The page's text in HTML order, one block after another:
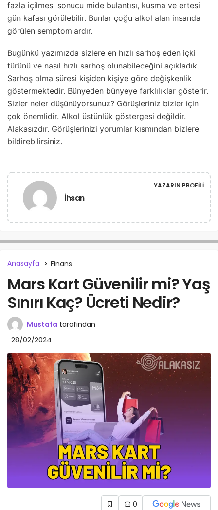
fazla içilmesi sonucu mide bulantısı, kusma ve ertesi
gün kafası görülebilir. Bunlar çoğu alkol alan insanda
görülen semptomlardır.
Bugünkü yazımızda sizlere en hızlı sarhoş eden içki
türünü ve nasıl hızlı sarhoş olunabileceğini açıkladık.
Sarhoş olma süresi kişiden kişiye göre değişkenlik
göstermektedir. Bünyeden bünyeye farklılıklar gösterir.
Sizler neler düşünüyorsunuz? Görüşleriniz bizler için
çok önemlidir. Alkol üstünlük göstergesi değildir.
Alakasızdır. Görüşlerinizi yorumlar kısmından bizlere
bildirebilirsiniz.
İhsan
YAZARIN PROFILI
Anasayfa Finans
Mars Kart Güvenilir mi? Yaş
Sınırı Kaç? Ücreti Nedir?
Mustafa tarafından
28/02/2024
0